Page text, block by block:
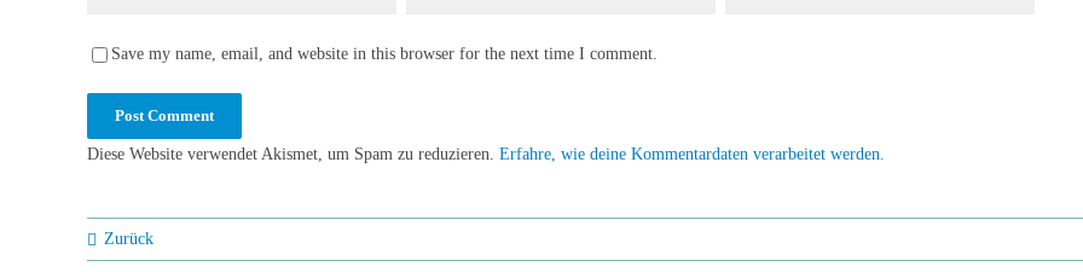
Save my name, email, and website in this browser for the next time I comment.
Diese Website verwendet Akismet, um Spam zu reduzieren. Erfahre, wie deine Kommentardaten verarbeitet werden.
Zurück